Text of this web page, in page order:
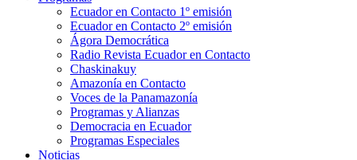
Ecuador en Contacto 1º emisión
Ecuador en Contacto 2º emisión
Ágora Democrática
Radio Revista Ecuador en Contacto
Chaskinakuy
Amazonía en Contacto
Voces de la Panamazonía
Programas y Alianzas
Democracia en Ecuador
Programas Especiales
Noticias